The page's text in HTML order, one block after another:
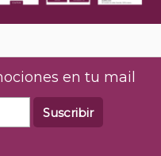
en tu mail
Suscribir